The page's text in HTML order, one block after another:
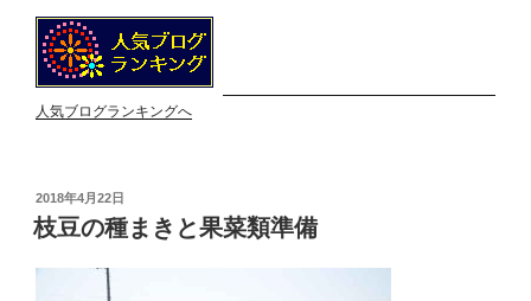
人気ブログランキングへ
投
稿
日:
2018年4月22日
枝豆の種まきと果菜類準備